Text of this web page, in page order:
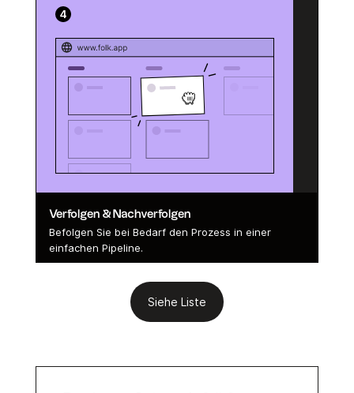
Verfolgen & Nachverfolgen
Befolgen Sie bei Bedarf den Prozess in einer
einfachen Pipeline.
Siehe Liste